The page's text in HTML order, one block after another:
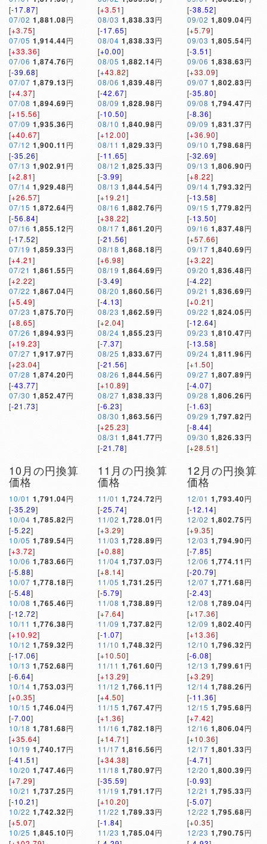
[-17.87]
07/02 1,881.08円
[+3.75]
07/05 1,914.44円
[+33.36]
07/06 1,874.76円
[-39.68]
07/07 1,879.13円
[+4.37]
07/08 1,894.69円
[+15.56]
07/09 1,935.36円
[+40.67]
07/12 1,900.11 円
[-35.26]
07/13 1,902.91 円
[+2.81]
07/14 1,929.48円
[+26.57]
07/15 1,872.64円
[-56.84]
07/16 1,855.12円
[-17.52]
07/19 1,859.33円
[+4.21]
07/21 1,861.55円
[+2.22]
07/22 1,867.04円
[+5.49]
07/23 1,875.70円
[+8.65]
07/26 1,894.93円
[+19.23]
07/27 1,917.97円
[+23.04]
07/28 1,874.20円
[-43.77]
07/30 1,852.47円
[-21.73]
[+3.51]
08/03 1,838.33円
[-17.65]
08/04 1,838.33円
[+0.00]
08/05 1,882.14円
[+43.82]
08/06 1,839.48円
[-42.67]
08/09 1,828.98円
[-10.50]
08/10 1,840.98円
[+12.00]
08/11 1,829.33円
[-11.65]
08/12 1,825.33円
[-3.99]
08/13 1,844.54円
[+19.21]
08/16 1,882.76円
[+38.22]
08/17 1,861.20円
[-21.56]
08/18 1,868.18円
[+6.98]
08/19 1,864.69円
[-3.49]
08/20 1,860.56円
[-4.13]
08/23 1,862.59円
[+2.04]
08/24 1,855.23円
[-7.37]
08/25 1,833.67円
[-21.56]
08/26 1,844.56円
[+10.89]
08/27 1,838.33円
[-6.23]
08/30 1,863.56円
[+25.23]
08/31 1,841.77円
[-21.78]
[-38.52]
09/02 1,809.04円
[+5.79]
09/03 1,805.54円
[-3.51]
09/06 1,838.63円
[+33.09]
09/07 1,802.83円
[-35.80]
09/08 1,794.47円
[-8.36]
09/09 1,831.37円
[+36.90]
09/10 1,798.68円
[-32.69]
09/13 1,806.90円
[+8.22]
09/14 1,793.32円
[-13.58]
09/15 1,779.82円
[-13.50]
09/16 1,837.48円
[+57.66]
09/17 1,840.69円
[+3.22]
09/20 1,836.48円
[-4.22]
09/21 1,836.69円
[+0.21]
09/22 1,824.05円
[-12.64]
09/23 1,810.47円
[-13.58]
09/24 1,811.96円
[+1.50]
09/27 1,807.89円
[-4.07]
09/28 1,806.26円
[-1.63]
09/29 1,797.82円
[-8.44]
09/30 1,826.33円
[+28.51]
10月の円換算
価格
10/01 1,791.04円
[-35.29]
10/04 1,785.82円
[-5.22]
10/05 1,789.54円
[+3.72]
10/06 1,783.66円
[-5.88]
10/07 1,778.18円
[-5.48]
10/08 1,765.46円
[-12.72]
10/11 1,776.38円
[+10.92]
10/12 1,759.32円
[-17.06]
10/13 1,752.68円
[-6.64]
10/14 1,753.03円
[+0.35]
10/15 1,746.04円
[-7.00]
10/18 1,781.68円
[+35.64]
10/19 1,740.17円
[-41.51]
10/20 1,747.46円
[+7.29]
10/21 1,737.25円
[-10.21]
10/22 1,742.32円
[+5.07]
10/25 1,845.10円
11月の円換算
価格
11/01 1,724.72円
[-25.74]
11/02 1,728.01 円
[+3.29]
11/03 1,728.89円
[+0.88]
11/04 1,737.03円
[+8.14]
11/05 1,731.25円
[-5.79]
11/08 1,738.89円
[+7.64]
11/09 1,737.82円
[-1.07]
11/10 1,748.32円
[+10.50]
11/11 1,761.60円
[+13.29]
11/12 1,766.11 円
[+4.50]
11/15 1,767.47円
[+1.36]
11/16 1,782.18円
[+14.71]
11/17 1,816.56円
[+34.38]
11/18 1,780.97円
[-35.59]
11/19 1,791.17円
[+10.20]
11/22 1,789.33円
[-1.84]
11/23 1,785.04円
12月の円換算
価格
12/01 1,793.40円
[-12.14]
12/02 1,802.75円
[+9.35]
12/03 1,794.90円
[-7.85]
12/06 1,774.11 円
[-20.79]
12/07 1,771.68円
[-2.43]
12/08 1,789.04円
[+17.36]
12/09 1,802.40円
[+13.36]
12/10 1,796.32円
[-6.08]
12/13 1,799.61 円
[+3.29]
12/14 1,788.26円
[-11.36]
12/15 1,795.68円
[+7.42]
12/16 1,806.04円
[+10.36]
12/17 1,801.33円
[-4.71]
12/20 1,800.39円
[-0.93]
12/21 1,795.33円
[-5.07]
12/22 1,795.68円
[+0.35]
12/23 1,790.75円